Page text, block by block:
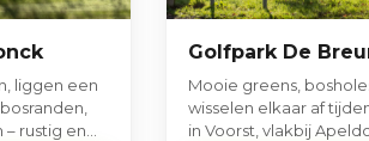
liggen een
rustig en
Golfpark De
Mooie greens,
wisselen elkaar af
in Voorst, vlakbij